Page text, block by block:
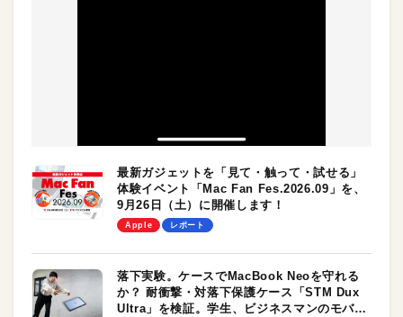
最新ガジェットを「見て・触って・試せる」
体験イベント「Mac Fan Fes.2026.09」を、
9月26日（土）に開催します！
Apple レポート
落下実験。ケースでMacBook Neoを守れる
か？ 耐衝撃・対落下保護ケース「STM Dux
Ultra」を検証。学生、ビジネスマンのモバイ